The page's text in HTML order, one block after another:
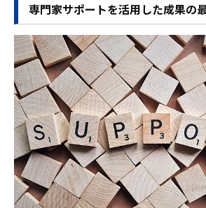
専門家サポートを活用した成果の